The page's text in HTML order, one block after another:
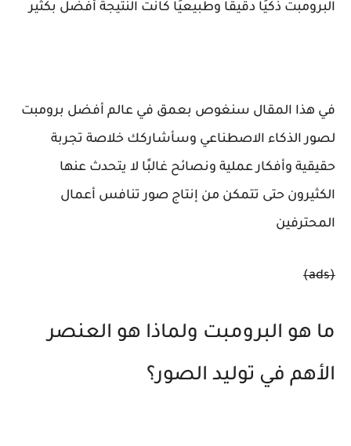
البرومبت ذكيًا دقيقًا وطبيعيًا كانت النتيجة أفضل بكثير
في هذا المقال سنغوص بعمق في عالم أفضل برومبت
لصور الذكاء الاصطناعي وسأشاركك خلاصة تجربة
حقيقية وأفكار عملية ونصائح غالبًا لا يتحدث عنها
الكثيرون حتى تتمكن من إنتاج صور تنافس أعمال
المحترفين
(ads)
ما هو البرومبت ولماذا هو العنصر
الأهم في توليد الصور؟